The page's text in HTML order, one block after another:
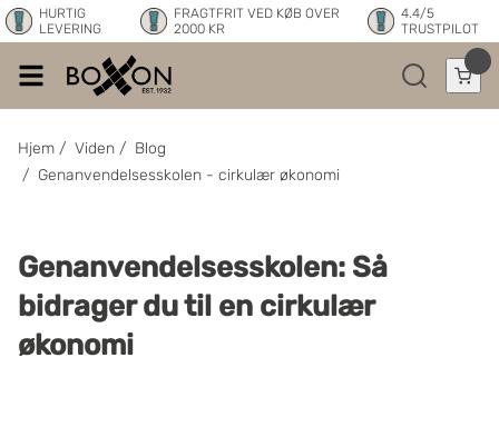
HURTIG
LEVERING
FRAGTFRIT VED KØB OVER
2000 KR
4.4/5
TRUSTPILOT
Hjem / Viden / Blog
/ Genanvendelsesskolen - cirkulær økonomi
Genanvendelsesskolen: Så
bidrager du til en cirkulær
økonomi